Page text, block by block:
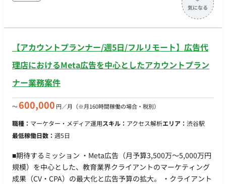
運用チームに任せきりにせず、案件のゴール達成まで「自分ご
と」として伴走できる。業務委託でも“外注”ではなく“チームの
一員”として動ける ・クライアント事業目線：広告数値の改善
人材ビジネスの構造に理解が深い。 ・スピード×丁寧さ：日中
の即レス・こまめな報連相を苦にせず、レスポンスの速さを信
バーとクライアントの間に立ちアカウントリーディングの立ち
回りができる。 ・自走力・段取り力：限られた稼働時間の中で
自分で優先順位をつけて進められる ・素直さ・アップデート意
欲：フィードバックや弊社の優先度などの意向も受け止め、や
り方を柔軟に変えられる ■ チーム体制 フロント体制：本ポジシ
ス・サポート：社内の広告専任コンサルタント（運用担当）お
よびクリエイティブ制作チーム ■稼働について 開始日：即日 リ
モート可否：参画当初は出社いただき、その後フルリモート可
【アカウントプランナー/週5日/フルリモート】広告代
理店におけるMeta広告を中心としたアカウントプラン
ナー業務案件
〜600,000 円／月 （※月160時間稼働の場合・税別）
職種： マーケター・メディア運用スキル： アクセス解析エリア： 渋谷駅
最低稼働日数： 週5日
■期待するミッション ・Meta広告（月予算3,500万〜5,000万円
規模）を中心とした、教育業界クライアントのマーケティング
成果（CV・CPA）の最大化と広告予算の拡大。 ・クライアント